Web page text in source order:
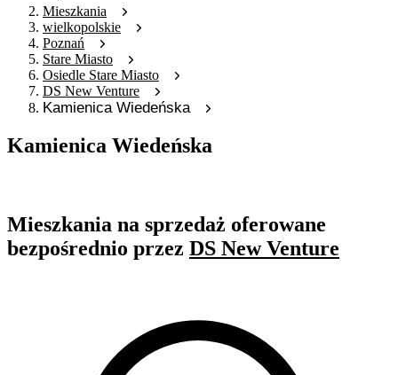
Mieszkania
wielkopolskie
Poznań
Stare Miasto
Osiedle Stare Miasto
DS New Venture
Kamienica Wiedeńska
Kamienica Wiedeńska
Mieszkania na sprzedaż oferowane
bezpośrednio przez DS New Venture